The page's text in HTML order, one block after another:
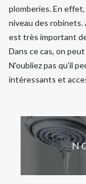
plomberies. En
niveau des robinets.
est très important
Dans ce cas, on
N'oubliez pas qu'il
intéressants et